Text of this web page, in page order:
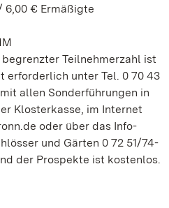
6,00 € Ermäßigte
Teilnehmerzahl ist
erforderlich unter Tel. 0 70 43
allen Sonderführungen in
Klosterkasse, im Internet
oder über das Info-
und Gärten 0 72 51/74-
der Prospekte ist kostenlos.